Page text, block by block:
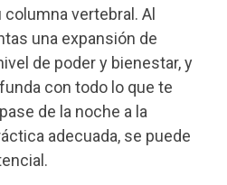
vertebral. Al
una expansión de
de poder y bienestar, y
con todo lo que te
de la noche a la
adecuada, se puede